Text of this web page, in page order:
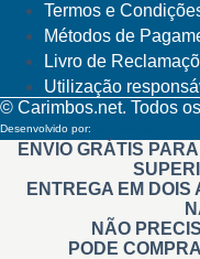
Termos e
Métodos de
Livro de
Utilização
© Carimbos.net. Todos
Desenvolvido por:
ENVIO GRÁTIS
ENTREGA EM DOIS
NÃO
PODE